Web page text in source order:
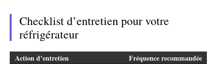
Checklist d’entretien pour votre
réfrigérateur
Action d’entretien Fréquence recommandée